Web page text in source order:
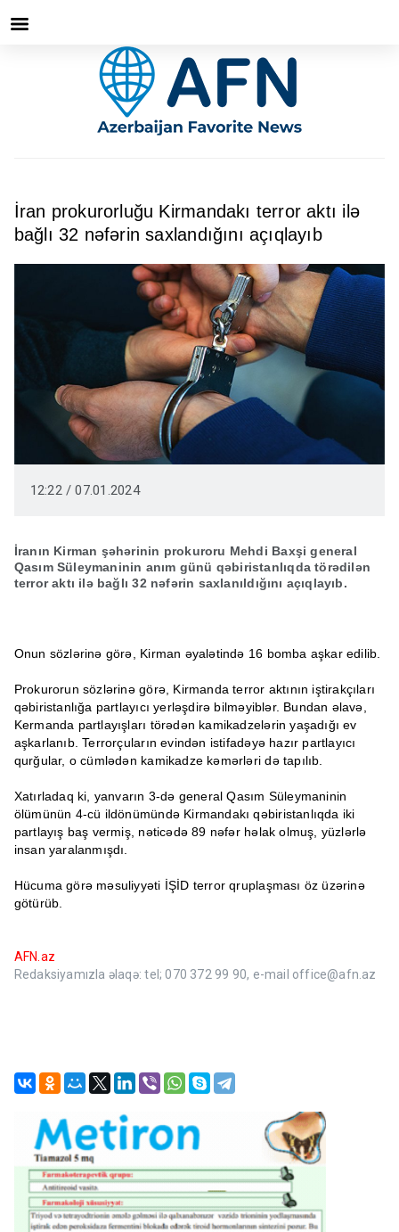
İran prokurorluğu Kirmandakı terror aktı ilə
bağlı 32 nəfərin saxlandığını açıqlayıb
12:22 / 07.01.2024
İranın Kirman şəhərinin prokuroru Mehdi Baxşi general
Qasım Süleymaninin anım günü qəbiristanlıqda törədilən
terror aktı ilə bağlı 32 nəfərin saxlanıldığını açıqlayıb.
Onun sözlərinə görə, Kirman əyalətində 16 bomba aşkar edilib.
Prokurorun sözlərinə görə, Kirmanda terror aktının iştirakçıları
qəbiristanlığa partlayıcı yerləşdirə bilməyiblər. Bundan əlavə,
Kermanda partlayışları törədən kamikadzelərin yaşadığı ev
aşkarlanıb. Terrorçuların evindən istifadəyə hazır partlayıcı
qurğular, o cümlədən kamikadze kəmərləri də tapılıb.
Xatırladaq ki, yanvarın 3-də general Qasım Süleymaninin
ölümünün 4-cü ildönümündə Kirmandakı qəbiristanlıqda iki
partlayış baş vermiş, nəticədə 89 nəfər həlak olmuş, yüzlərlə
insan yaralanmışdı.
Hücuma görə məsuliyyəti İŞİD terror qruplaşması öz üzərinə
götürüb.
AFN.az
Redaksiyamızla əlaqə: tel; 070 372 99 90, e-mail office@afn.az